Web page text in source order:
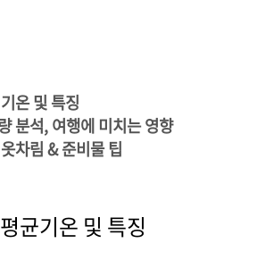
온 및 특징
분석, 여행에 미치는 영향
차림 & 준비물 팁
균기온 및 특징